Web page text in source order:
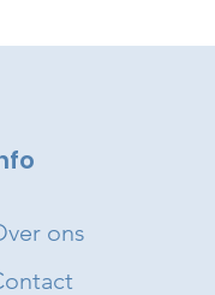
ons